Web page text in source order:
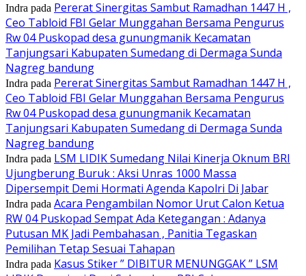
Indra pada Pererat Sinergitas Sambut Ramadhan 1447 H ,
Ceo Tabloid FBI Gelar Munggahan Bersama Pengurus
Rw 04 Puskopad desa gunungmanik Kecamatan
Tanjungsari Kabupaten Sumedang di Dermaga Sunda
Nagreg bandung
Indra pada Pererat Sinergitas Sambut Ramadhan 1447 H ,
Ceo Tabloid FBI Gelar Munggahan Bersama Pengurus
Rw 04 Puskopad desa gunungmanik Kecamatan
Tanjungsari Kabupaten Sumedang di Dermaga Sunda
Nagreg bandung
Indra pada LSM LIDIK Sumedang Nilai Kinerja Oknum BRI
Ujungberung Buruk : Aksi Unras 1000 Massa
Dipersempit Demi Hormati Agenda Kapolri Di Jabar
Indra pada Acara Pengambilan Nomor Urut Calon Ketua
RW 04 Puskopad Sempat Ada Ketegangan : Adanya
Putusan MK Jadi Pembahasan , Panitia Tegaskan
Pemilihan Tetap Sesuai Tahapan
Indra pada Kasus Stiker ” DIBITUR MENUNGGAK ” LSM